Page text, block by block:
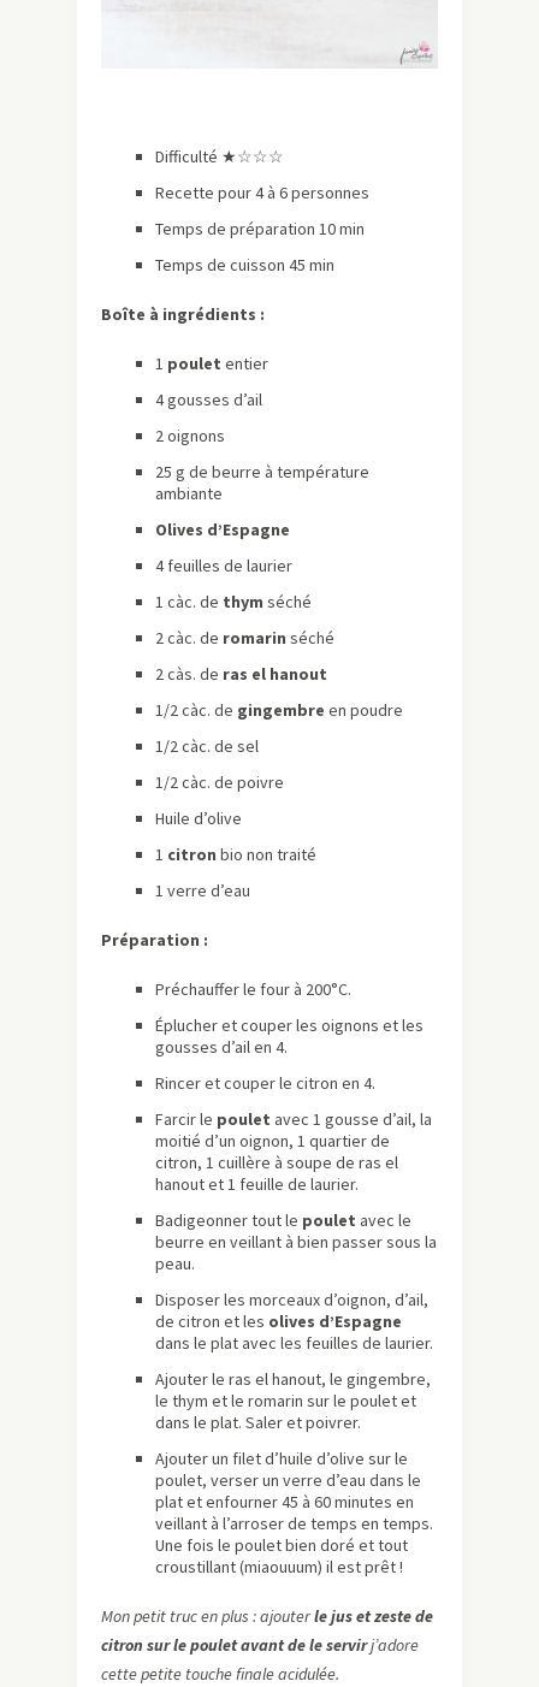
Difficulté ★☆☆☆
Recette pour 4 à 6 personnes
Temps de préparation 10 min
Temps de cuisson 45 min
Boîte à ingrédients :
1 poulet entier
4 gousses d’ail
2 oignons
25 g de beurre à température
ambiante
Olives d’Espagne
4 feuilles de laurier
1 càc. de thym séché
2 càc. de romarin séché
2 càs. de ras el hanout
1/2 càc. de gingembre en poudre
1/2 càc. de sel
1/2 càc. de poivre
Huile d’olive
1 citron bio non traité
1 verre d’eau
Préparation :
Préchauffer le four à 200°C.
Éplucher et couper les oignons et les
gousses d’ail en 4.
Rincer et couper le citron en 4.
Farcir le poulet avec 1 gousse d’ail, la
moitié d’un oignon, 1 quartier de
citron, 1 cuillère à soupe de ras el
hanout et 1 feuille de laurier.
Badigeonner tout le poulet avec le
beurre en veillant à bien passer sous la
peau.
Disposer les morceaux d’oignon, d’ail,
de citron et les olives d’Espagne
dans le plat avec les feuilles de laurier.
Ajouter le ras el hanout, le gingembre,
le thym et le romarin sur le poulet et
dans le plat. Saler et poivrer.
Ajouter un filet d’huile d’olive sur le
poulet, verser un verre d’eau dans le
plat et enfourner 45 à 60 minutes en
veillant à l’arroser de temps en temps.
Une fois le poulet bien doré et tout
croustillant (miaouuum) il est prêt !
Mon petit truc en plus : ajouterle jus et zeste de
citron sur le poulet avant de le servirj’adore
cette petite touche finale acidulée.